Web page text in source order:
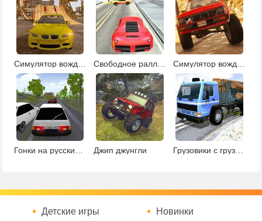
Свободное ралли 2
Джип джунгли Грузовики с грузом
Детские игры
Новинки